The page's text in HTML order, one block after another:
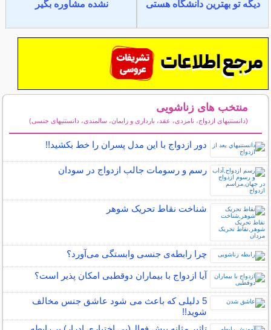
دیگه تو بهترین دانشگاه هستی نشده مشاوره بگیر
منتخب های زناشویی
(دانستنیهای ازدواج، نامزدی، عقد، بارداری و زایمان، سالمندی، دانستنیهای جنسی)
دور ازدواج با این مدل پسران را خط بکشید!!
رسم و رسومات جالب ازدواج در سودان
شناخت نقاط تحریک شوهر
چرا رابطه‌ی جنسی وابستگی می‌آورد؟
آیا ازدواج با بیماران دوقطبی امکان پذیر است؟
5 دلیلی که باعث می شود عاشق جنس مخالف
شوید!!